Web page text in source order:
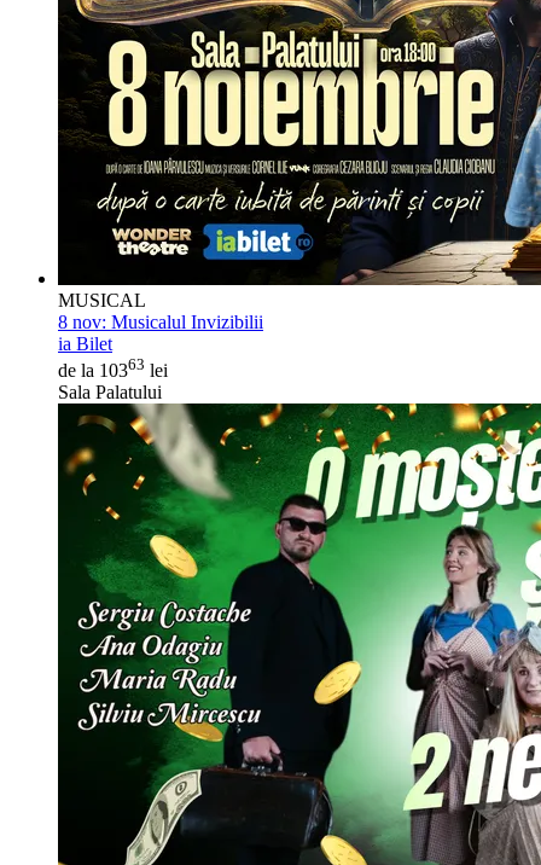
MUSICAL
8 nov: Musicalul Invizibilii
ia Bilet
de la 10363 lei
Sala Palatului